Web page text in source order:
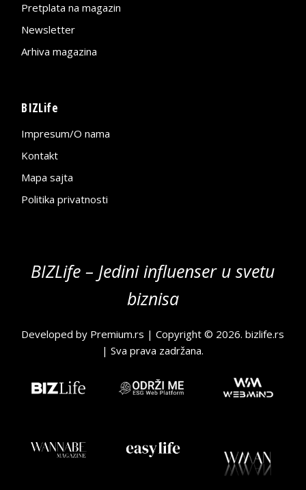
Pretplata na magazin
Newsletter
Arhiva magazina
BIZLife
Impresum/O nama
Kontakt
Mapa sajta
Politika privatnosti
BIZLife – Jedini influenser u svetu
biznisa
Developed by Premium.rs | Copyright © 2026.bizlife.rs
| Sva prava zadržana.